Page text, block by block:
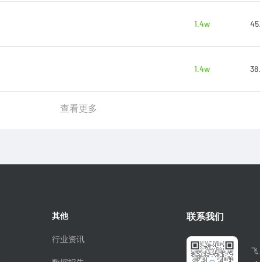
1.4w
1.4w
查看更多
其他
行业资讯
联系我们